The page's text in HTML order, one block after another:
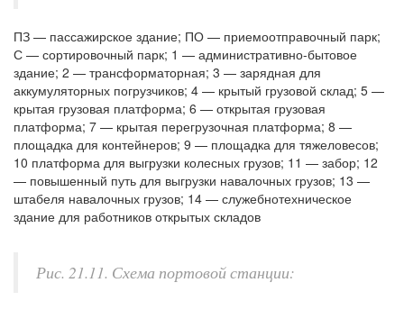
ПЗ — пассажирское здание; ПО — приемоотправочный парк;
С — сортировочный парк; 1 — административно-бытовое
здание; 2 — трансформаторная; 3 — зарядная для
аккумуляторных погрузчиков; 4 — крытый грузовой склад; 5 —
крытая грузовая платформа; 6 — открытая грузовая
платформа; 7 — крытая перегрузочная платформа; 8 —
площадка для контейнеров; 9 — площадка для тяжеловесов;
10 платформа для выгрузки колесных грузов; 11 — забор; 12
— повышенный путь для выгрузки навалочных грузов; 13 —
штабеля навалочных грузов; 14 — служебнотехническое
здание для работников открытых складов
Рис. 21.11. Схема портовой станции: